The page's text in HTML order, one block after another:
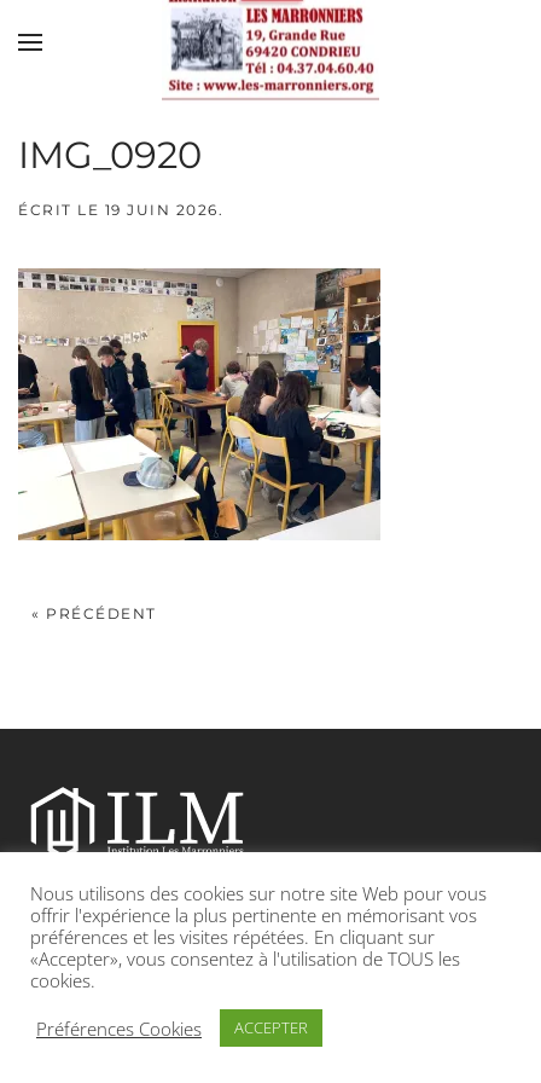
Skip to main content
IMG_0920
ÉCRIT LE 19 JUIN 2026.
« PRÉCÉDENT
Etablissement catholique sous contrat d’association avec l’Etat
Adresse : 19, Grande rue 69420 CONDRIEU
INFOS LÉGALES POLITIQUE DE CONFIDENTIALITÉ
Nous utilisons des cookies sur notre site Web pour vous
offrir l'expérience la plus pertinente en mémorisant vos
préférences et les visites répétées. En cliquant sur
«Accepter», vous consentez à l'utilisation de TOUS les
cookies.
Préférences Cookies
ACCEPTER